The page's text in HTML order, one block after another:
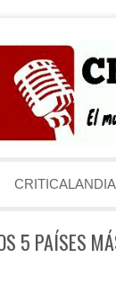
Menú
CRITICALANDIA
5 PAÍSES